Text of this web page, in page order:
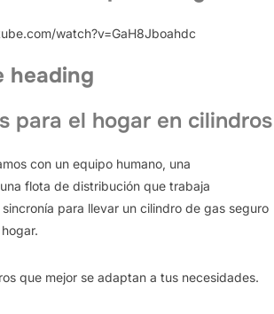
watch?v=GaH8Jboahdc
heading
para el hogar en cilindros
con un equipo humano, una
flota de distribución que trabaja
para llevar un cilindro de gas seguro
que mejor se adaptan a tus necesidades.